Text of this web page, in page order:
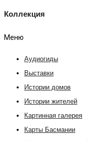
Коллекция
Меню
Аудиогиды
Выставки
Истории домов
Истории жителей
Картинная галерея
Карты Басмании